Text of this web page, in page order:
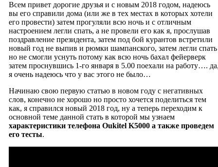
Всем привет дорогие друзья и с новым 2018 годом, надеюсь
вы его справили дома (или же в тех местах в которых хотели
его провести) затем прогуляли всю ночь и с отличным
настроением легли спать, а не провели его как я, прослушав
поздравление президента, затем под бой курантов встретили
новый год не выпив и рюмки шампанского, затем легли спать
но не смогли уснуть потому как всю ночь бахал фейерверк
затем проснувшись 1-го января в 5.00 поехали на работу….
я очень надеюсь что у вас этого не было…
Начинаю свою первую статью в новом году с негативных
слов, конечно не хорошо но просто хочется поделиться тем
как, я справился новый 2018 год, ну а теперь переходим к
основной теме данной стать в которой мы узнаем
характеристики телефона Oukitel K5000 а также проведем
его тесты.